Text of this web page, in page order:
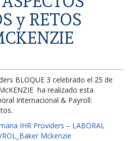
y RETOS
BLOQUE 3 celebrado el 25 de
ha realizado esta
Internacional & Payroll:
IHR Providers – LABORAL
Mckenzie